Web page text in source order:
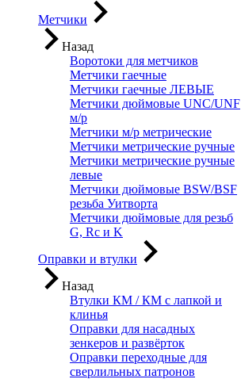
Метчики
Назад
Воротоки для метчиков
Метчики гаечные
Метчики гаечные ЛЕВЫЕ
Метчики дюймовые UNC/UNF
м/р
Метчики м/р метрические
Метчики метрические ручные
Метчики метрические ручные
левые
Метчики дюймовые BSW/BSF
резьба Уитворта
Метчики дюймовые для резьб
G, Rc и K
Оправки и втулки
Назад
Втулки КМ / КМ с лапкой и
клинья
Оправки для насадных
зенкеров и развёрток
Оправки переходные для
сверлильных патронов